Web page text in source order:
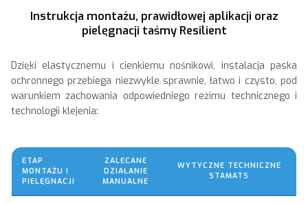
Instrukcja montażu, prawidłowej aplikacji oraz
pielęgnacji taśmy Resilient
Dzięki elastycznemu i cienkiemu nośnikowi, instalacja paska
ochronnego przebiega niezwykle sprawnie, łatwo i czysto, pod
warunkiem zachowania odpowiedniego reżimu technicznego i
technologii klejenia:
ETAP
MONTAŻU I
PIELĘGNACJI
ZALECANE
DZIAŁANIE
MANUALNE
WYTYCZNE TECHNICZNE
STAMATS